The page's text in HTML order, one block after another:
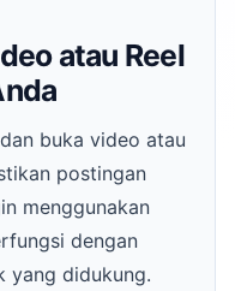
atau Reel
buka video atau
postingan
menggunakan
dengan
yang didukung.